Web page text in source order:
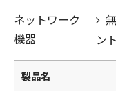
ネットワーク
機器
ント
製品名